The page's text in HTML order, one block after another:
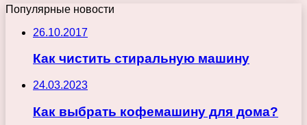
Популярные новости
26.10.2017
Как чистить стиральную машину
24.03.2023
Как выбрать кофемашину для дома?